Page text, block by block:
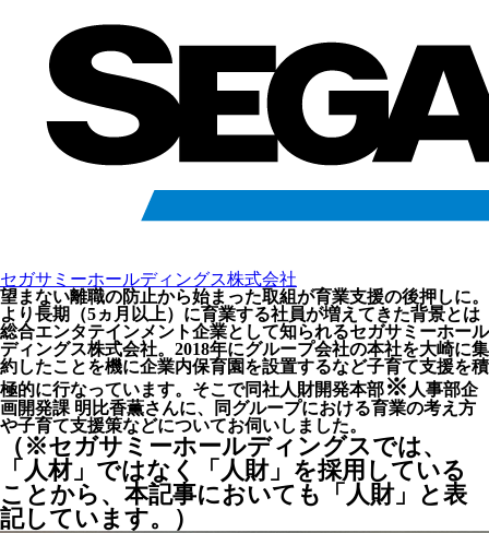
セガサミーホールディングス株式会社
望まない離職の防止から始まった取組が育業支援の後押しに。
より長期（5ヵ月以上）に育業する社員が増えてきた背景とは
総合エンタテインメント企業として知られるセガサミーホール
ディングス株式会社。2018年にグループ会社の本社を大崎に集
約したことを機に企業内保育園を設置するなど子育て支援を積
極的に行なっています。そこで同社人財開発本部※ 人事部企
画開発課 明比香薫さんに、同グループにおける育業の考え方
や子育て支援策などについてお伺いしました。
（※セガサミーホールディングスでは、
「人材」ではなく「人財」を採用している
ことから、本記事においても「人財」と表
記しています。）